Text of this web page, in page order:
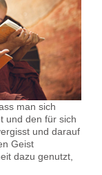
man sich
und den für sich
und darauf
Geist
dazu genutzt,